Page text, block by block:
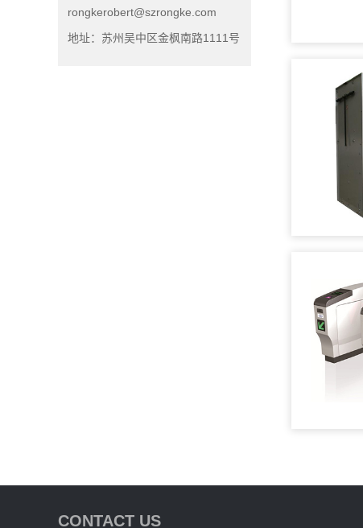
rongkerobert@szrongke.com
地址：苏州吴中区金枫南路1111号
CONTACT US